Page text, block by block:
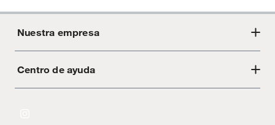
Nuestra empresa
Acerca de Crate
Centro de ayuda